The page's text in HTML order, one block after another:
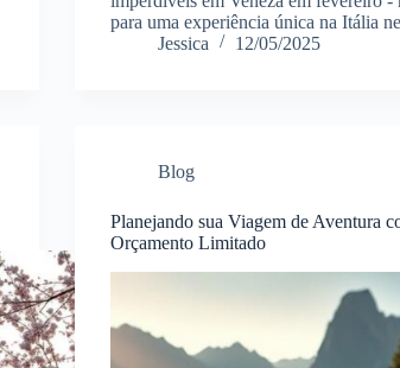
para uma experiência única na Itália
Jessica
12/05/2025
Blog
Planejando sua Viagem de Aventura
Orçamento Limitado